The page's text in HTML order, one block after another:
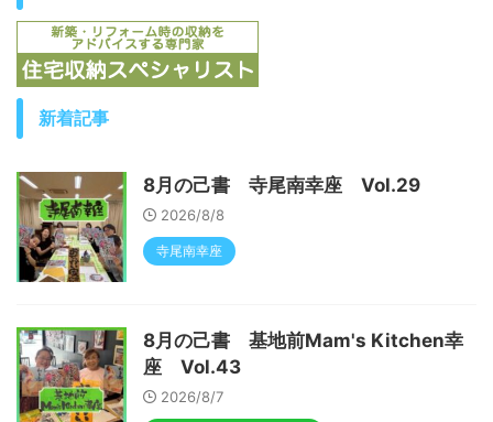
新着記事
8月の己書 寺尾南幸座 Vol.29
2026/8/8
寺尾南幸座
8月の己書 基地前Mam's Kitchen幸
座 Vol.43
2026/8/7